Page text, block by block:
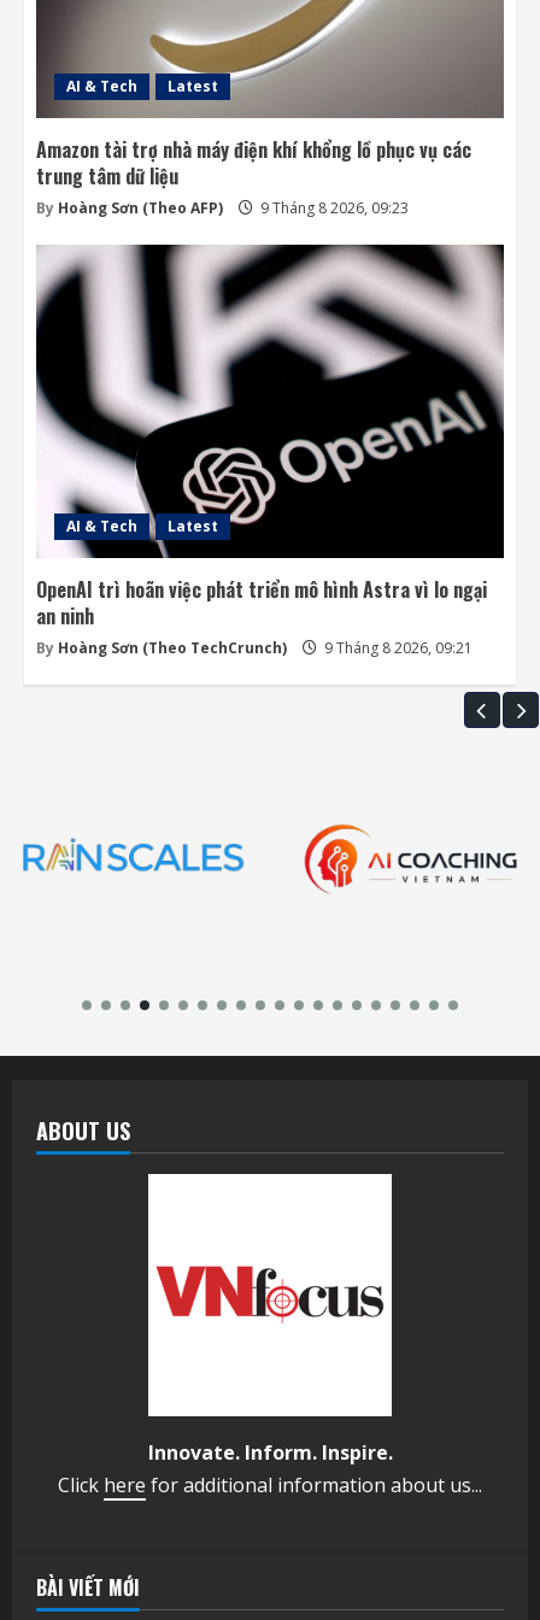
AI & Tech Latest
Amazon tài trợ nhà máy điện khí khổng lồ phục vụ các
trung tâm dữ liệu
By Hoàng Sơn (Theo AFP) 9 Tháng 8 2026, 09:23
AI & Tech Latest
OpenAI trì hoãn việc phát triển mô hình Astra vì lo ngại
an ninh
By Hoàng Sơn (Theo TechCrunch) 9 Tháng 8 2026, 09:21
ABOUT US
Innovate. Inform. Inspire.
Click here for additional information about us...
BÀI VIẾT MỚI